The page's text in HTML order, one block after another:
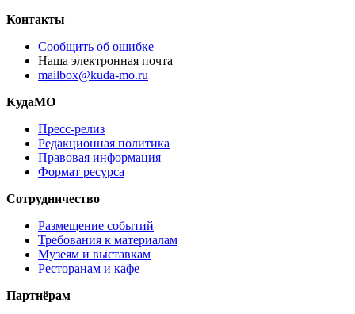
Контакты
Сообщить об ошибке
Наша электронная почта
mailbox@kuda-mo.ru
КудаМО
Пресс-релиз
Редакционная политика
Правовая информация
Формат ресурса
Сотрудничество
Размещение событий
Требования к материалам
Музеям и выставкам
Ресторанам и кафе
Партнёрам